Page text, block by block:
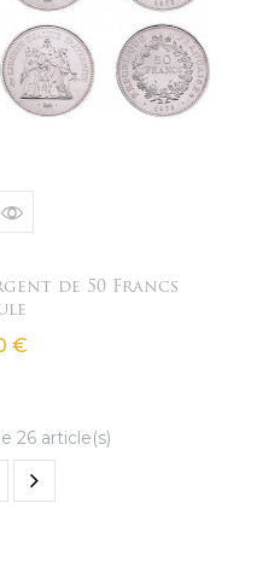
de 50 Francs
€
26 article(s)